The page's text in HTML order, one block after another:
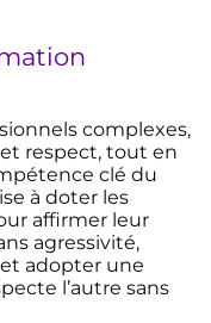
complexes,
respect, tout en
clé du
à doter les
affirmer leur
agressivité,
adopter une
l’autre sans